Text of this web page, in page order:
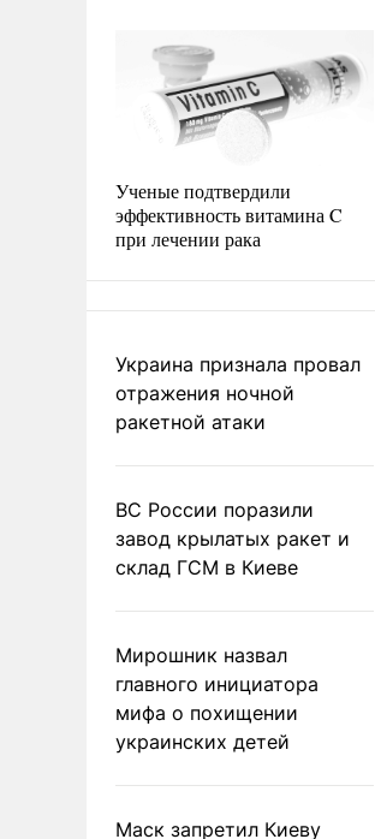
Ученые подтвердили
эффективность витамина C
при лечении рака
Украина признала провал
отражения ночной
ракетной атаки
ВС России поразили
завод крылатых ракет и
склад ГСМ в Киеве
Мирошник назвал
главного инициатора
мифа о похищении
украинских детей
Маск запретил Киеву